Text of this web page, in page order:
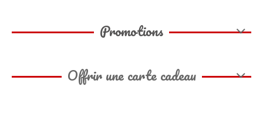
Promotions
Offrir une carte cadeau